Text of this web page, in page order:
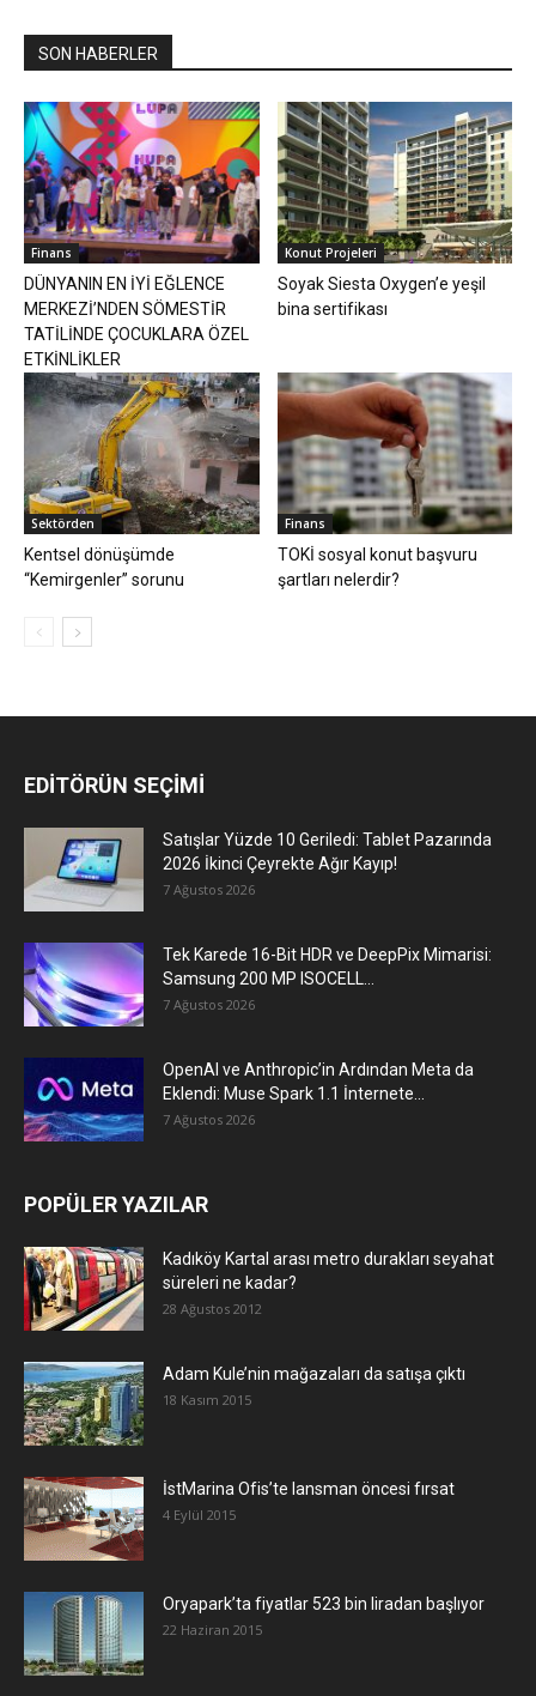
SON HABERLER
Finans
DÜNYANIN EN İYİ EĞLENCE
MERKEZİ’NDEN SÖMESTİR
TATİLİNDE ÇOCUKLARA ÖZEL
ETKİNLİKLER
Konut Projeleri
Soyak Siesta Oxygen’e yeşil
bina sertifikası
Sektörden
Kentsel dönüşümde
“Kemirgenler” sorunu
Finans
TOKİ sosyal konut başvuru
şartları nelerdir?
EDİTÖRÜN SEÇİMİ
Satışlar Yüzde 10 Geriledi: Tablet Pazarında
2026 İkinci Çeyrekte Ağır Kayıp!
7 Ağustos 2026
Tek Karede 16-Bit HDR ve DeepPix Mimarisi:
Samsung 200 MP ISOCELL...
7 Ağustos 2026
OpenAI ve Anthropic’in Ardından Meta da
Eklendi: Muse Spark 1.1 İnternete...
7 Ağustos 2026
POPÜLER YAZILAR
Kadıköy Kartal arası metro durakları seyahat
süreleri ne kadar?
28 Ağustos 2012
Adam Kule’nin mağazaları da satışa çıktı
18 Kasım 2015
İstMarina Ofis’te lansman öncesi fırsat
4 Eylül 2015
Oryapark’ta fiyatlar 523 bin liradan başlıyor
22 Haziran 2015